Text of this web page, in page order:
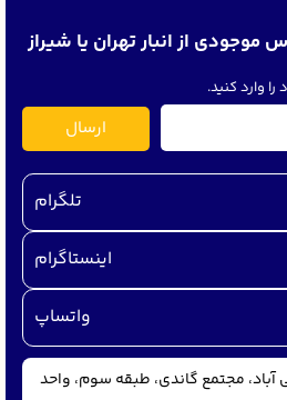
موجودی از انبار تهران یا شیراز
وارد کنید.
ارسال
تلگرام
اینستاگرام
واتساپ
آباد، مجتمع گاندی، طبقه سوم، واحد